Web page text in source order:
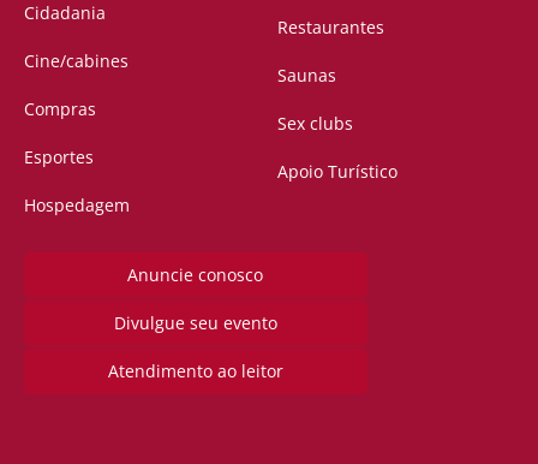
Cidadania
Cine/cabines
Compras
Esportes
Hospedagem
Restaurantes
Saunas
Sex clubs
Apoio Turístico
Anuncie conosco
Divulgue seu evento
Atendimento ao leitor